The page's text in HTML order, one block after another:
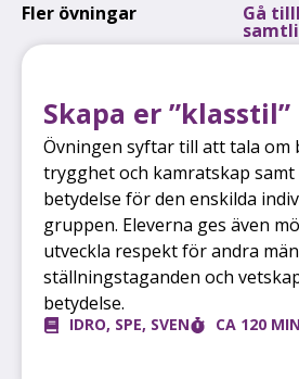
Fler övningar Gå
Skapa er ”klasstil”
Övningen syftar till att tala om
trygghet och kamratskap samt
betydelse för den enskilda
gruppen. Eleverna ges även
utveckla respekt för andra
ställningstaganden och
betydelse.
IDRO, SPE, SVEN CA 120 MIN